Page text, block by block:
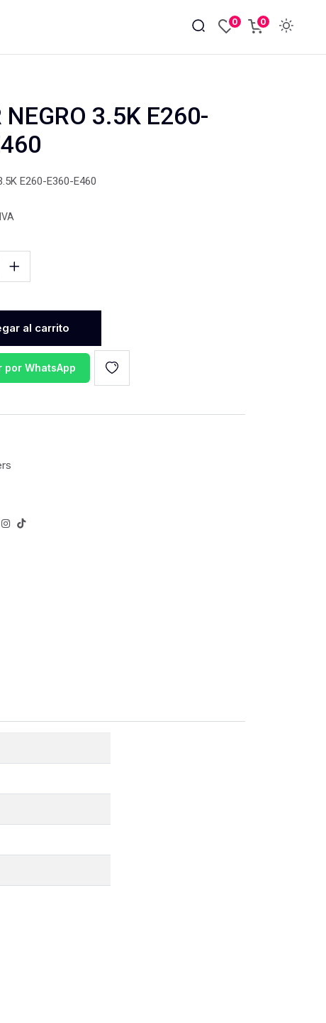
0 0
NEGRO 3.5K E260-
E260-E360-E460
al carrito
por WhatsApp